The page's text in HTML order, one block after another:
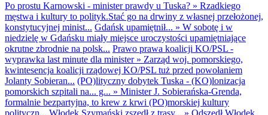
Po prostu Karnowski - minister prawdy u Tuska? » Rzadkiego
męstwa i kultury to polityk.Stać go na drwiny z własnej przełożonej,
konstytucyjnej minist... Gdańsk upamiętnił... » W sobotę i w
niedzielę w Gdańsku miały miejsce uroczystości upamiętniające
okrutne zbrodnie na polsk... Prawo prawa koalicji KO/PSL -
wyprawka last minute dla minister» Zarząd woj. pomorskiego,
kwintesencja koalicji rządowej KO/PSL tuż przed powołaniem
Jolanty Sobieran... (PO)lityczny dobytek Tuska - (KO)lonizacja
pomorskich szpitali na... g... » Minister J. Sobierańska-Grenda,
formalnie bezpartyjna, to krew z krwi (PO)morskiej kultury
polityczn... Włodek Szymański zszedł z trasy... » Odszedł Włodek